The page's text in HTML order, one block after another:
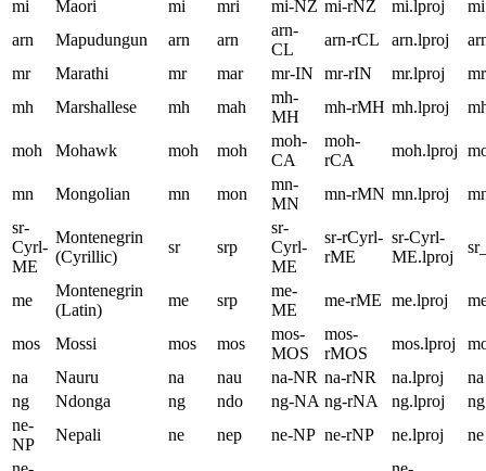
mi
Maori mi mri mi-NZ mi-rNZ mi.lproj
mi
arn
Mapudungun arn arn
arn-
CL
arn-rCL arn.lproj
mr
Marathi mr mar mr-IN mr-rIN mr.lproj
mr
mh
Marshallese mh mah
mh-
MH
mh-rMH mh.lproj
moh Mohawk moh moh
moh-
CA
moh-
rCA
moh.lproj
mn Mongolian mn mon
mn-
MN
mn-rMN mn.lproj
sr-
Cyrl-
ME
Montenegrin
(Cyrillic)
sr srp
sr-
Cyrl-
ME
sr-rCyrl-
rME
sr-Cyrl-
ME.lproj
me
Montenegrin
(Latin)
me srp
me-
ME
me-rME me.lproj
mos Mossi mos mos
mos-
MOS
mos-
rMOS
mos.lproj
na
Nauru na nau na-NR na-rNR na.lproj
na
ng
Ndonga ng ndo ng-NA ng-rNA ng.lproj
ng
ne-
NP
Nepali ne nep ne-NP ne-rNP ne.lproj
ne